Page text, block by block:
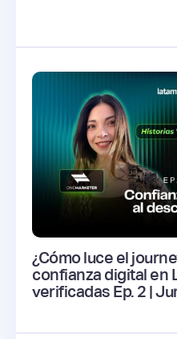
¿Cómo luce el
confianza digital en
verificadas Ep. 2 |